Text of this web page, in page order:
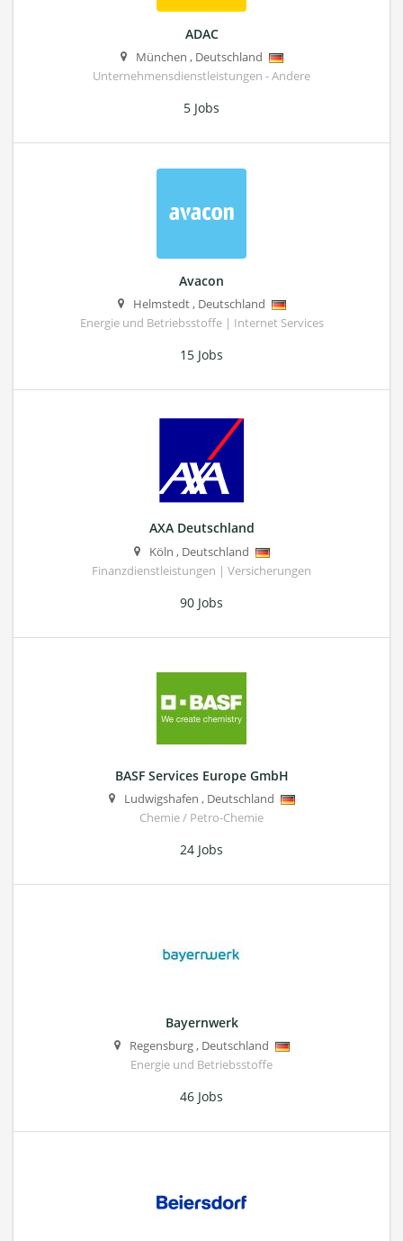
ADAC
München , Deutschland
Unternehmensdienstleistungen - Andere
5 Jobs
Avacon
Helmstedt, Deutschland
Energie und Betriebsstoffe | Internet Services
15 Jobs
AXA Deutschland
Köln , Deutschland
Finanzdienstleistungen | Versicherungen
90 Jobs
BASF Services Europe GmbH
Ludwigshafen , Deutschland
Chemie / Petro-Chemie
24 Jobs
Bayernwerk
Regensburg, Deutschland
Energie und Betriebsstoffe
46 Jobs